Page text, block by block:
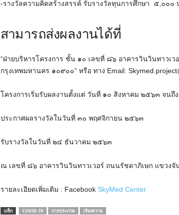
-รางวัลความคิดสร้างสรรค์ รับรางวัลทุนการศึกษา​ ​ ๕,๐๐๐
สามารถส่งผลงานได้ที่
“ฝ่ายบริหารโครงการ ชั้น ๑๐ เลขที่ ๘๖ อาคารวินวินทาวเ
กรุงเทพมหานคร ๑๐๙๐๐” หรือ ทาง Email:
โครงการเริ่มรับผลงานตั้งแต่ วันที่ ๑๐ สิงหาคม ๒๕๖๓ จน
ประกาศผลรางวัลในวันที่ ๓๐ พฤศจิกายน ๒๕๖๓
รับรางวัลในวันที่ ๒๔ ธันวาคม ๒๕๖๓
ณ เลขที่ ๘๖ อาคารวินวินทาวเวอร์ ถนนรัชดาภิเษก แขวงจั
รายละเอียดเพิ่มเติม : Facebook SkyMed Center
แท็ก COVID-19 การประกวด เรียงความ